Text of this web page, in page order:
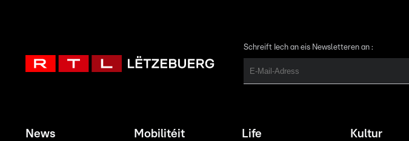
Schreift Iech an eis Newsletteren an :
News Mobilitéit Life Kultur